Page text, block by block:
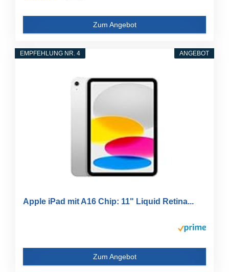
Zum Angebot
ANGEBOT
EMPFEHLUNG NR. 4
Apple iPad mit A16 Chip: 11" Liquid Retina...
Zum Angebot